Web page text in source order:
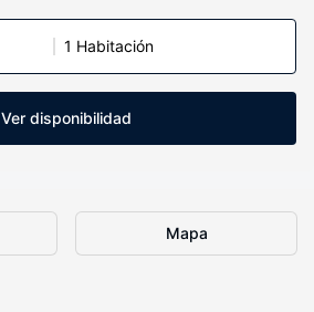
1 Habitación
Ver disponibilidad
Mapa